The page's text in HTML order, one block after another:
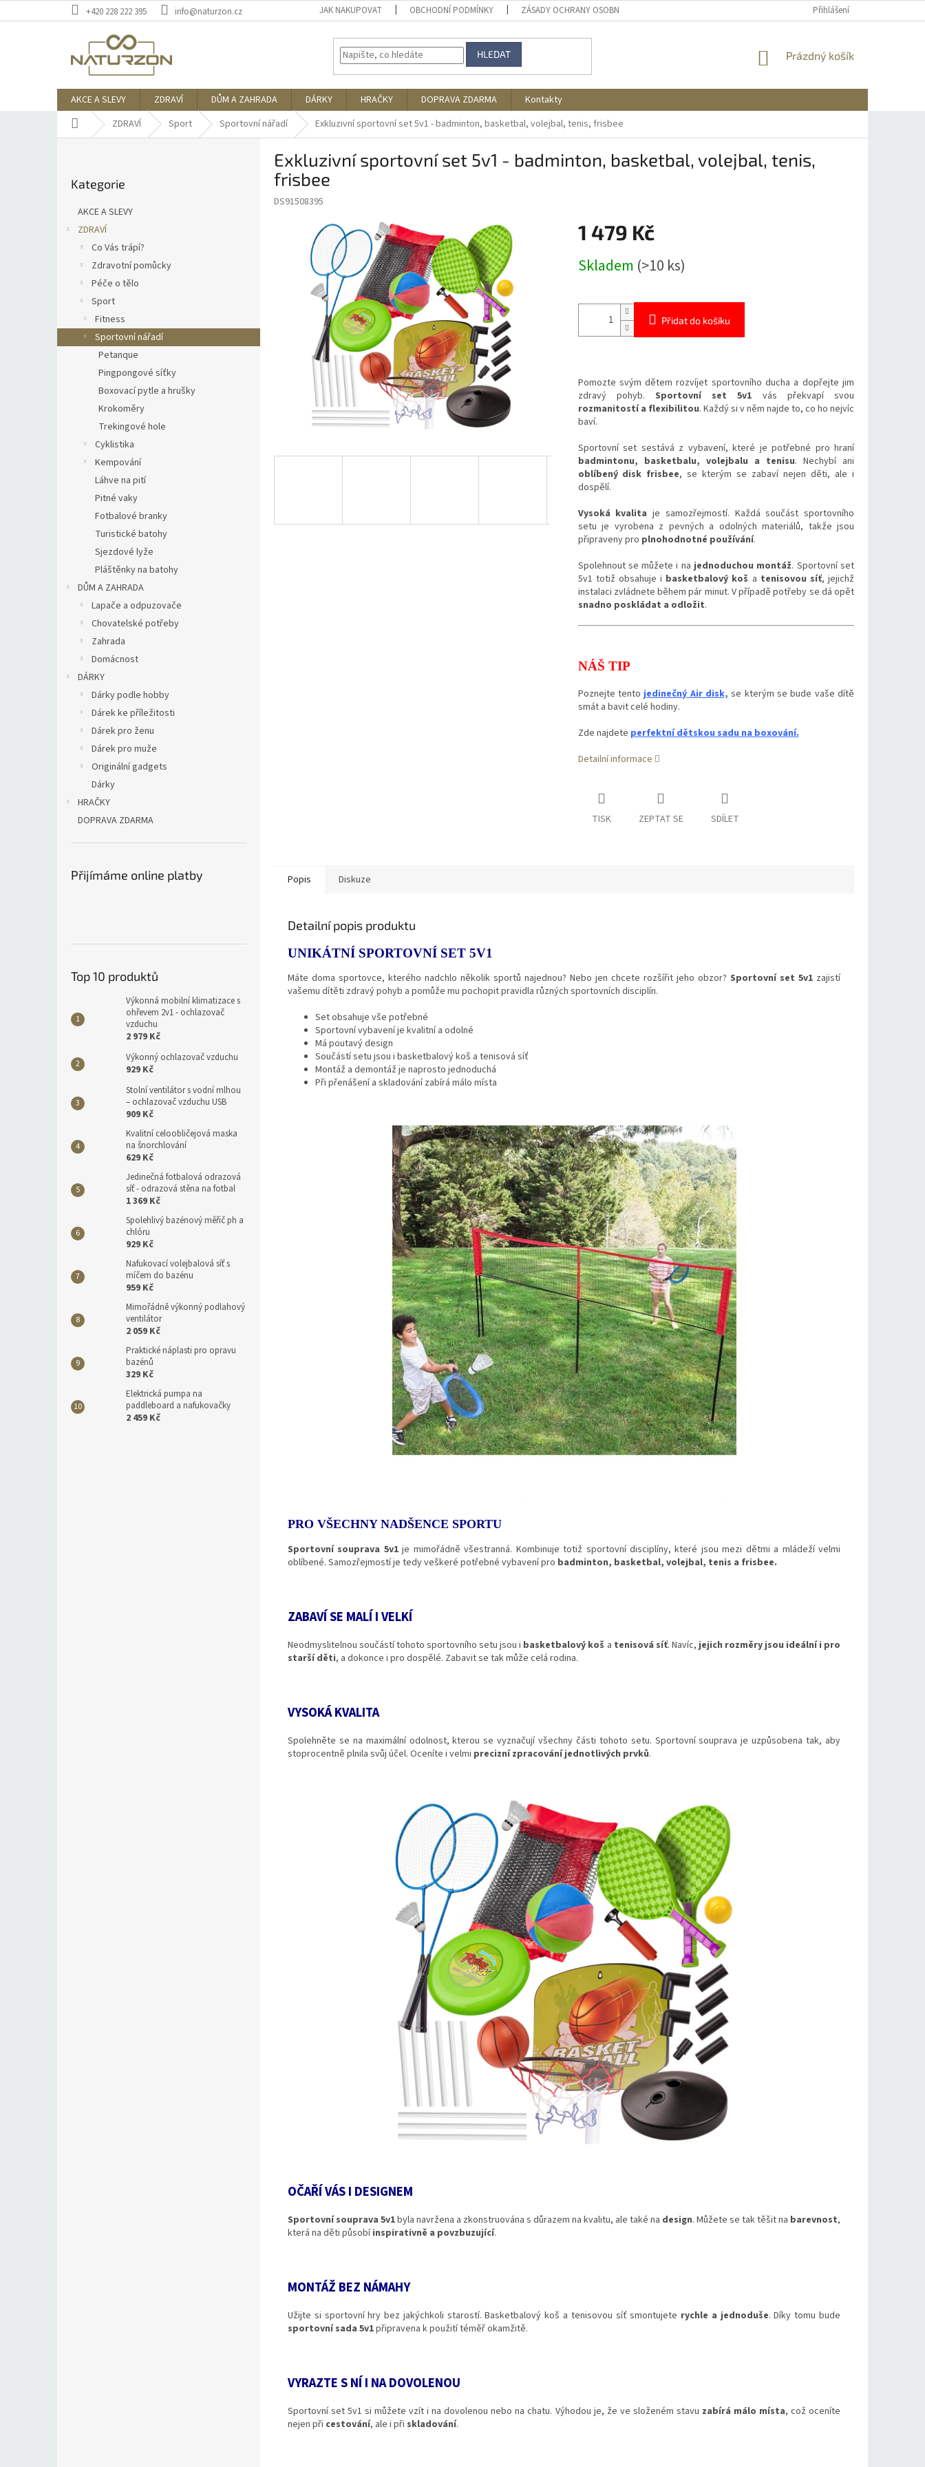
na
+420 228 222 395 info@naturzon.cz JAK NAKUPOVAT OBCHODNÍ PODMÍNKY ZÁSADY OCHRANY OSOBNÍCH ÚDAJŮ DOPRAVA A PLATBA
Přihlášení
HLEDAT
NÁKUPNÍ
Prázdný košík
AKCE A SLEVY ZDRAVÍ DŮM A ZAHRADA DÁRKY HRAČKY DOPRAVA ZDARMA
Kontakty
Domů ZDRAVÍ Sport Sportovní nářadí Exkluzivní sportovní set 5v1 - badminton, basketbal, volejbal, tenis, frisbee
e
l
kategorie
Kategorie
AKCE A SLEVY
ZDRAVÍ
Co Vás trápí?
Zdravotní pomůcky
Péče o tělo
Sport
Fitness
Sportovní nářadí
Petanque
Pingpongové síťky
Boxovací pytle a hrušky
Krokoměry
Trekingové hole
Cyklistika
Kempování
Láhve na pití
Pitné vaky
Fotbalové branky
Turistické batohy
Sjezdové lyže
Pláštěnky na batohy
DŮM A ZAHRADA
Lapače a odpuzovače
Chovatelské potřeby
Zahrada
Domácnost
DÁRKY
Dárky podle hobby
Dárek ke příležitosti
Dárek pro ženu
Dárek pro muže
Originální gadgets
Dárky
HRAČKY
DOPRAVA ZDARMA
Přijímáme online platby
Top 10 produktů
Výkonná mobilní klimatizace s
ohřevem 2v1 - ochlazovač
vzduchu
2 979 Kč
Výkonný ochlazovač vzduchu
929 Kč
Stolní ventilátor s vodní mlhou
– ochlazovač vzduchu USB
909 Kč
Kvalitní celoobličejová maska
na šnorchlování
629 Kč
Jedinečná fotbalová odrazová
síť - odrazová stěna na fotbal
1 369 Kč
Spolehlivý bazénový měřič ph a
chlóru
929 Kč
Nafukovací volejbalová síť s
míčem do bazénu
959 Kč
Mimořádně výkonný podlahový
ventilátor
2 059 Kč
Praktické náplasti pro opravu
bazénů
329 Kč
Elektrická pumpa na
paddleboard a nafukovačky
2 459 Kč
Exkluzivní sportovní set 5v1 - badminton, basketbal, volejbal, tenis,
frisbee
DS91508395
1 479 Kč
cena:
Skladem (>10 ks)
Přidat do košíku
Pomozte svým dětem rozvíjet sportovního ducha a dopřejte jim
zdravý pohyb. Sportovní set 5v1 vás překvapí svou
rozmanitostí a flexibilitou. Každý si v něm najde to, co ho nejvíc
baví.
Sportovní set sestává z vybavení, které je potřebné pro hraní
badmintonu, basketbalu, volejbalu a tenisu. Nechybí ani
oblíbený disk frisbee, se kterým se zabaví nejen děti, ale i
dospělí.
Vysoká kvalita je samozřejmostí. Každá součást sportovního
setu je vyrobena z pevných a odolných materiálů, takže jsou
připraveny pro plnohodnotné používání.
Spolehnout se můžete i najednoduchou montáž. Sportovní set
5v1 totiž obsahuje i basketbalový koš a tenisovou síť, jejichž
instalaci zvládnete během pár minut. V případě potřeby se dá opět
snadno poskládat a odložit.
NÁŠ TIP
Poznejte tento jedinečný Air disk, se kterým se bude vaše dítě
smát a bavit celé hodiny.
Zde najdete perfektní dětskou sadu na boxování.
Detailní informace
TISK ZEPTAT SE SDÍLET
Popis Diskuze
Detailní popis produktu
UNIKÁTNÍ SPORTOVNÍ SET 5V1
Máte doma sportovce, kterého nadchlo několik sportů najednou? Nebo jen chcete rozšířit jeho obzor? Sportovní set 5v1 zajistí
vašemu dítěti zdravý pohyb a pomůže mu pochopit pravidla různých sportovních disciplín.
Set obsahuje vše potřebné
Sportovní vybavení je kvalitní a odolné
Má poutavý design
Součástí setu jsou i basketbalový koš a tenisová síť
Montáž a demontáž je naprosto jednoduchá
Při přenášení a skladování zabírá málo místa
PRO VŠECHNY NADŠENCE SPORTU
Sportovní souprava 5v1je mimořádně všestranná. Kombinuje totiž sportovní disciplíny, které jsou mezi dětmi a mládeží velmi
oblíbené. Samozřejmostí je tedy veškeré potřebné vybavení pro badminton, basketbal, volejbal, tenis a frisbee.
ZABAVÍ SE MALÍ I VELKÍ
Neodmyslitelnou součástí tohoto sportovního setu jsou i basketbalový koš a tenisová síť. Navíc, jejich rozměry jsou ideální i pro
starší děti, a dokonce i pro dospělé. Zabavit se tak může celá rodina.
VYSOKÁ KVALITA
Spolehněte se na maximální odolnost, kterou se vyznačují všechny části tohoto setu. Sportovní souprava je uzpůsobena tak, aby
stoprocentně plnila svůj účel. Oceníte i velmi precizní zpracování jednotlivých prvků.
OČAŘÍ VÁS I DESIGNEM
Sportovní souprava 5v1byla navržena a zkonstruována s důrazem na kvalitu, ale také na design. Můžete se tak těšit na barevnost,
která na děti působíinspirativně a povzbuzující.
MONTÁŽ BEZ NÁMAHY
Užijte si sportovní hry bez jakýchkoli starostí. Basketbalový koš a tenisovou síť smontujete rychle a jednoduše. Díky tomu bude
sportovní sada 5v1připravena k použití téměř okamžitě.
VYRAZTE S NÍ I NA DOVOLENOU
Sportovní set 5v1 si můžete vzít i na dovolenou nebo na chatu. Výhodou je, že ve složeném stavu zabírá málo místa, což oceníte
nejen při cestování, ale i při skladování.